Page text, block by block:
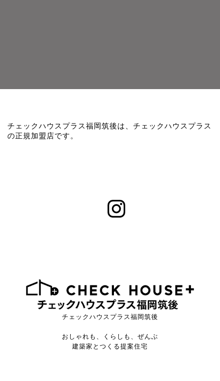
チェックハウスプラス福岡筑後は、チェックハウスプラス
の正規加盟店です。
チェックハウスプラス福岡筑後
おしゃれも、くらしも、ぜんぶ
建築家とつくる提案住宅